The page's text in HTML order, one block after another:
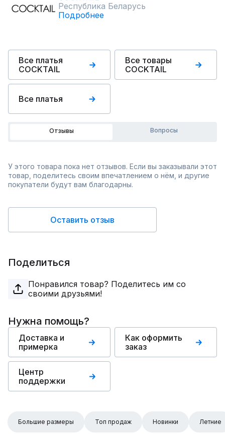
Республика Беларусь
Подробнее
Все платья
COCKTAIL
Все товары
COCKTAIL
Все платья
Отзывы Вопросы
У этого товара пока нет отзывов. Если вы заказывали этот
товар, поделитесь своим впечатлением о нём, и другие
покупатели будут вам благодарны.
Оставить отзыв
Поделиться
Понравился товар? Поделитесь им со
своими друзьями!
Нужна помощь?
Доставка и
примерка
Как оформить
заказ
Центр
поддержки
Большие размеры Топ продаж Новинки Летние